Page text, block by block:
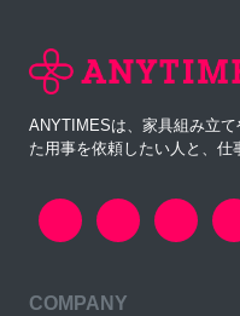
ANYTIMESは、家具組み立
た用事を依頼したい人と、仕
COMPANY